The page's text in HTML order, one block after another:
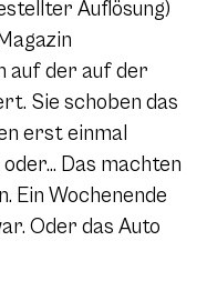
Auflösung)
auf der auf der
Sie schoben das
erst einmal
Das machten
Ein Wochenende
Oder das Auto